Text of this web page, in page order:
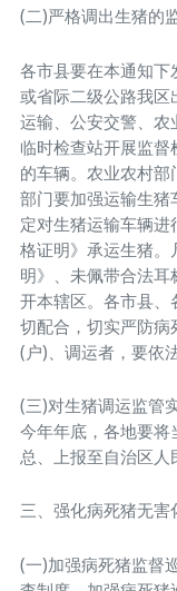
(二)严格调出生猪的
各市县要在本通知
或省际二级公路我区
运输、公安交警、
临时检查站开展监
的车辆。农业农村
部门要加强运输生
定对生猪运输车辆
格证明》承运生猪
明》、未佩带合法
开本辖区。各市县
切配合，切实严防
(户)、调运者，要依
(三)对生猪调运监管
今年年底，各地要
总、上报至自治区人
三、强化病死猪无害
(一)加强病死猪监督